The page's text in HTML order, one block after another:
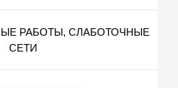
РАБОТЫ, СЛАБОТОЧНЫЕ
СЕТИ